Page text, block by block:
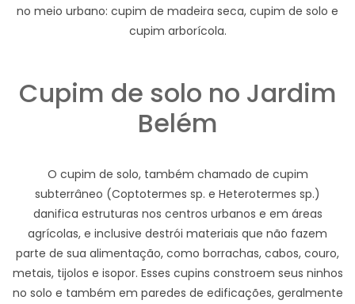
no meio urbano: cupim de madeira seca, cupim de solo e
cupim arborícola.
Cupim de solo no Jardim
Belém
O cupim de solo, também chamado de cupim
subterrâneo (Coptotermes sp. e Heterotermes sp.)
danifica estruturas nos centros urbanos e em áreas
agrícolas, e inclusive destrói materiais que não fazem
parte de sua alimentação, como borrachas, cabos, couro,
metais, tijolos e isopor. Esses cupins constroem seus ninhos
no solo e também em paredes de edificações, geralmente